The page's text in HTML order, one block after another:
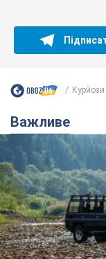
Курйози
Важливе